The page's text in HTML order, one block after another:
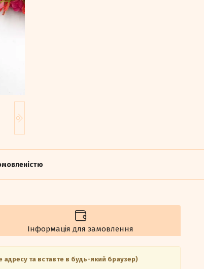
Інформація для замовлення
адресу та вставте в будь-який браузер)